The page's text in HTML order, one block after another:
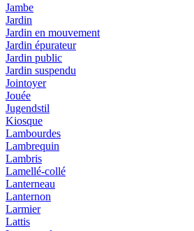
Jambe
Jardin
Jardin en mouvement
Jardin épurateur
Jardin public
Jardin suspendu
Jointoyer
Jouée
Jugendstil
Kiosque
Lambourdes
Lambrequin
Lambris
Lamellé-collé
Lanterneau
Lanternon
Larmier
Lattis